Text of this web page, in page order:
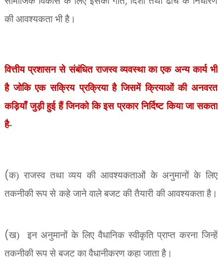
की आवश्यकता भी है।
वित्तीय प्रशासन से संबंधित राजस्व व्यवस्था का एक अन्य कार्य भी
है जोकि एक सक्रिय प्रक्रिया है जिसमें क्रियाओं की अनवरत
कड़ियाँ जुड़ी हुई हैं जिनको कि इस प्रकार निर्दिष्ट किया जा सकता
है-
(क) राजस्व तथा व्यय की आवश्यकताओं के अनुमानों के लिए
तकनीकी रूप से कहे जाने वाले बजट की तैयारी की आवश्यकता है।
(ख)
इन अनुमानों के लिए वैधानिक स्वीकृति प्राप्त करना जिन्हें
तकनीकी रूप से बजट का वैधानीकरण कहा जाता है।